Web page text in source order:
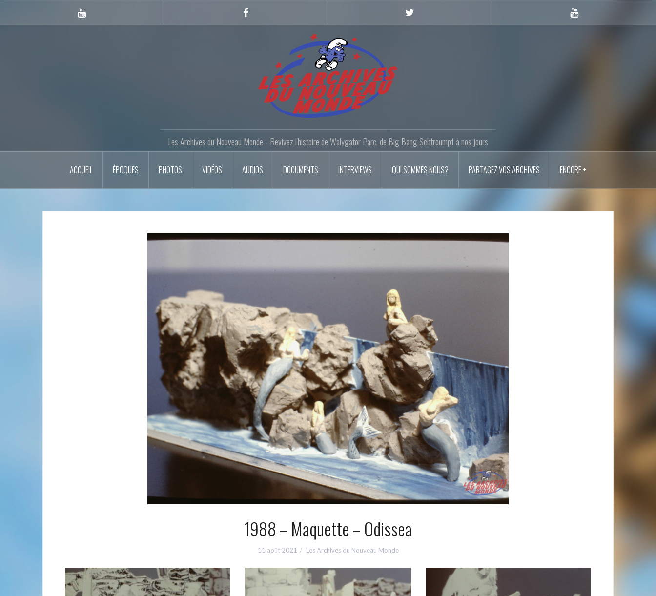
content
Youtube
Gazette
Youtube
LANM
Les Archives du Nouveau Monde - Revivez l'histoire de Walygator Parc, de Big Bang Schtroumpf à nos jours
ACCUEIL ÉPOQUES PHOTOS VIDÉOS AUDIOS DOCUMENTS INTERVIEWS QUI SOMMES NOUS? PARTAGEZ VOS ARCHIVES ENCORE +
1988 – Maquette – Odissea
11 août 2021 Les Archives du Nouveau Monde